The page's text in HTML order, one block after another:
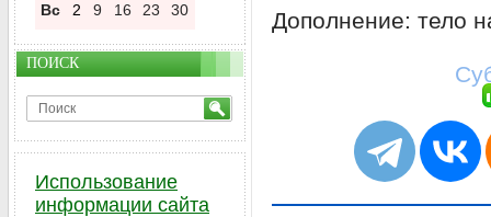
Дополнение: тело
Вс 2 9 16 23 30
ПОИСК
Использование
информации сайта